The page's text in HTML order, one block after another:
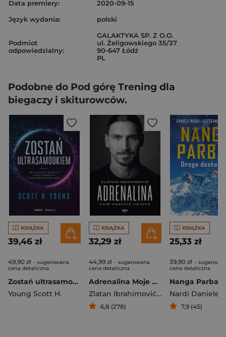
Data premiery:
2020-09-15
Język wydania:
polski
Podmiot
odpowiedzialny:
GALAKTYKA SP. Z O.O.
ul. Żeligowskiego 35/37
90-647 Łódź
PL
Podobne do Pod górę Trening dla
biegaczy i skiturowców.
KSIĄŻKA
39,46 zł
49,90 zł - sugerowana
cena detaliczna
Zostań ultrasamoukiem. Jak mistrzowsko opanować twarde umiejętności w zadziwiająco krótkim czasie
Young Scott H.
KSIĄŻKA
32,29 zł
44,99 zł - sugerowana
cena detaliczna
Adrenalina Moje nieznane historie
Zlatan Ibrahimović
,Garlando Luigi
6,8 (278)
KSIĄŻKA
25,33 zł
39,90 zł -
cena detaliczna
Nardi Daniele
7,9 (45)